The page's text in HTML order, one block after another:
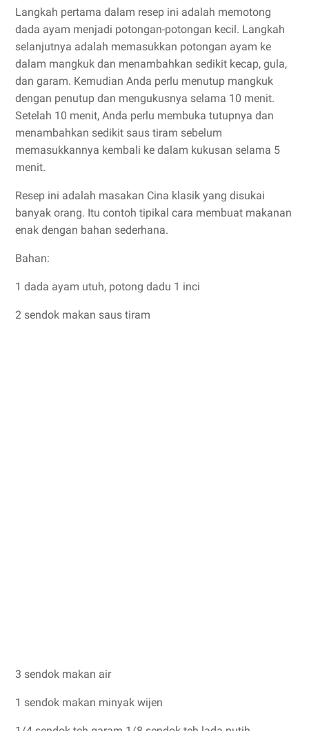
Langkah pertama dalam resep ini adalah memotong
dada ayam menjadi potongan-potongan kecil. Langkah
selanjutnya adalah memasukkan potongan ayam ke
dalam mangkuk dan menambahkan sedikit kecap, gula,
dan garam. Kemudian Anda perlu menutup mangkuk
dengan penutup dan mengukusnya selama 10 menit.
Setelah 10 menit, Anda perlu membuka tutupnya dan
menambahkan sedikit saus tiram sebelum
memasukkannya kembali ke dalam kukusan selama 5
menit.
Resep ini adalah masakan Cina klasik yang disukai
banyak orang. Itu contoh tipikal cara membuat makanan
enak dengan bahan sederhana.
Bahan:
1 dada ayam utuh, potong dadu 1 inci
2 sendok makan saus tiram
3 sendok makan air
1 sendok makan minyak wijen